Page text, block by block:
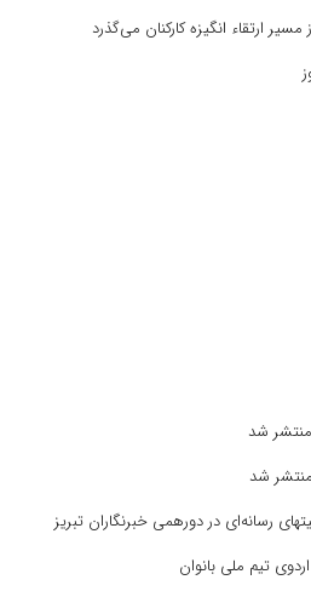
ارتقاء انگیزه کارکنان می‌گذرد
رسانه‌ای در دورهمی خبرنگاران تبریز
تیم ملی بانوان